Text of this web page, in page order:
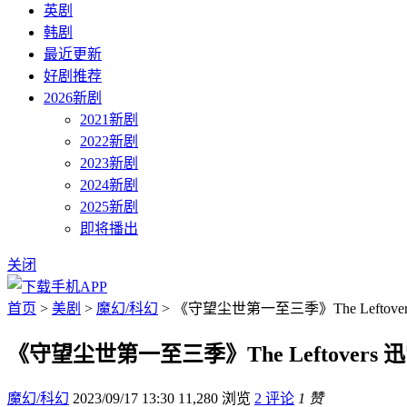
英剧
韩剧
最近更新
好剧推荐
2026新剧
2021新剧
2022新剧
2023新剧
2024新剧
2025新剧
即将播出
关闭
首页 > 美剧 > 魔幻/科幻 > 《守望尘世第一至三季》The
《守望尘世第一至三季》The Leftovers
魔幻/科幻 2023/09/17 13:30 11,280 浏览 2 评论 1 赞